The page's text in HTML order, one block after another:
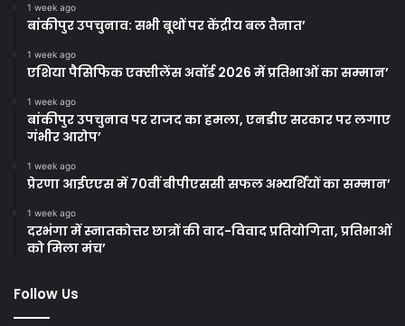
1 week ago
बांकीपुर उपचुनाव: सभी बूथों पर केंद्रीय बल तैनात’
1 week ago
एशिया पैसिफिक एक्सीलेंस अवॉर्ड 2026 में प्रतिभाओं का सम्मान’
1 week ago
बांकीपुर उपचुनाव पर राजद का हमला, एनडीए सरकार पर लगाए
गंभीर आरोप’
1 week ago
प्रेरणा आईएएस में 70वीं बीपीएससी सफल अभ्यर्थियों का सम्मान’
1 week ago
दरभंगा में स्नातकोत्तर छात्रों की वाद-विवाद प्रतियोगिता, प्रतिभाओं
को मिला मंच’
Follow Us